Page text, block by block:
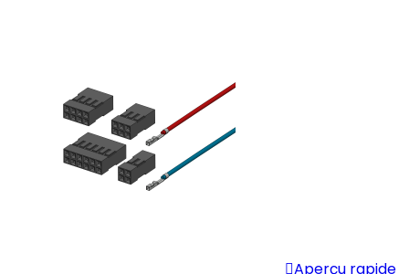
Aperçu rapide